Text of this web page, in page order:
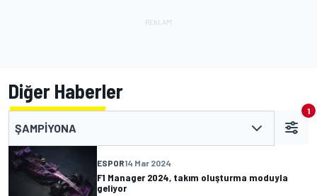
Diğer Haberler
ŞAMPIYONA
1
ESPOR14 Mar 2024
F1 Manager 2024, takım oluşturma moduyla
geliyor